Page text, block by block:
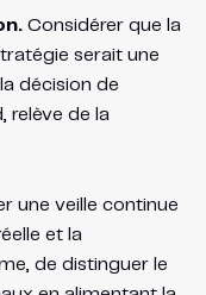
Considérer que la
serait une
décision de
relève de la
une veille continue
et la
de distinguer le